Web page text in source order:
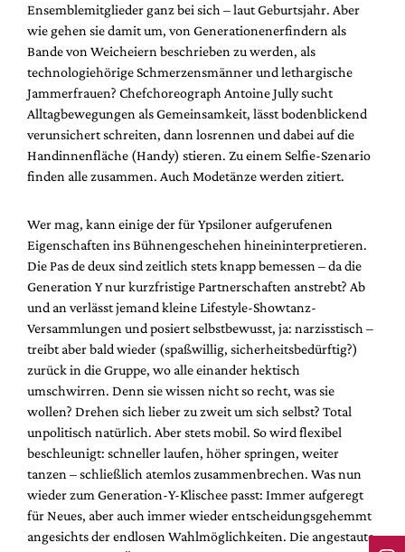
Ensemblemitglieder ganz bei sich – laut Geburtsjahr. Aber
wie gehen sie damit um, von Generationenerfindern als
Bande von Weicheiern beschrieben zu werden, als
technologiehörige Schmerzensmänner und lethargische
Jammerfrauen? Chefchoreograph Antoine Jully sucht
Alltagbewegungen als Gemeinsamkeit, lässt bodenblickend
verunsichert schreiten, dann losrennen und dabei auf die
Handinnenfläche (Handy) stieren. Zu einem Selfie-Szenario
finden alle zusammen. Auch Modetänze werden zitiert.
Wer mag, kann einige der für Ypsiloner aufgerufenen
Eigenschaften ins Bühnengeschehen hineininterpretieren.
Die Pas de deux sind zeitlich stets knapp bemessen – da die
Generation Y nur kurzfristige Partnerschaften anstrebt? Ab
und an verlässt jemand kleine Lifestyle-Showtanz-
Versammlungen und posiert selbstbewusst, ja: narzisstisch –
treibt aber bald wieder (spaßwillig, sicherheitsbedürftig?)
zurück in die Gruppe, wo alle einander hektisch
umschwirren. Denn sie wissen nicht so recht, was sie
wollen? Drehen sich lieber zu zweit um sich selbst? Total
unpolitisch natürlich. Aber stets mobil. So wird flexibel
beschleunigt: schneller laufen, höher springen, weiter
tanzen – schließlich atemlos zusammenbrechen. Was nun
wieder zum Generation-Y-Klischee passt: Immer aufgeregt
für Neues, aber auch immer wieder entscheidungsgehemmt
angesichts der endlosen Wahlmöglichkeiten. Die angestaute